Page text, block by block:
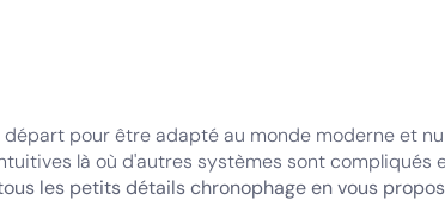
pour être adapté au monde moderne et
là où d'autres systèmes sont compliqués
les petits détails chronophage en vous